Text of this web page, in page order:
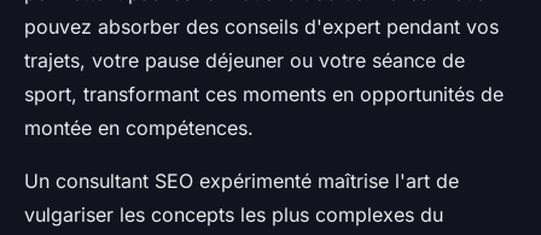
pouvez absorber des conseils d'expert pendant vos
trajets, votre pause déjeuner ou votre séance de
sport, transformant ces moments en opportunités de
montée en compétences.
Un consultant SEO expérimenté maîtrise l'art de
vulgariser les concepts les plus complexes du